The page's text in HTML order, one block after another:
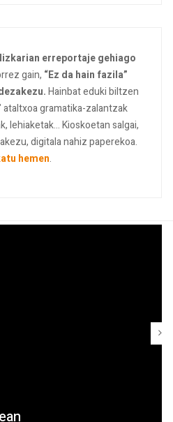
erreportaje gehiago
gain, “Ez da hain fazila”
Hainbat eduki biltzen
ataltxoa gramatika-zalantzak
lehiaketak... Kioskoetan salgai,
digitala nahiz paperekoa.
hemen.